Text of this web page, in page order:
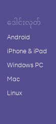
ဒေါင်းလုတ်
Android
iPhone & iPad
Windows PC
Mac
Linux